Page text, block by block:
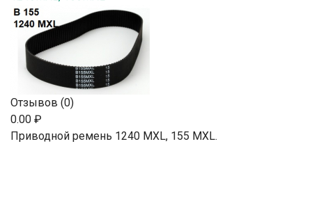
Отзывов (0)
0.00 ₽
Приводной ремень 1240 MXL, 155 MXL.